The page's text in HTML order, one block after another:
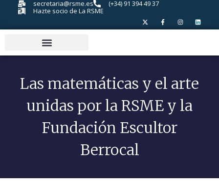
secretaria@rsme.es
(+34) 91 394 49 37
Hazte socio de La RSME
Las matemáticas y el arte
unidas por la RSME y la
Fundación Escultor
Berrocal